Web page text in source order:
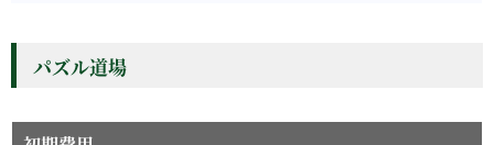
パズル道場